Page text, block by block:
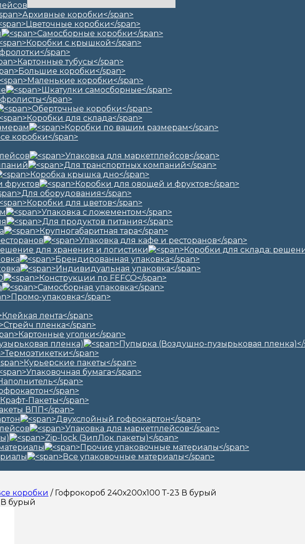
фруктов
для хранения и логистики
пленка)
коробки / Гофрокороб 240х200х100 Т-23 В бурый